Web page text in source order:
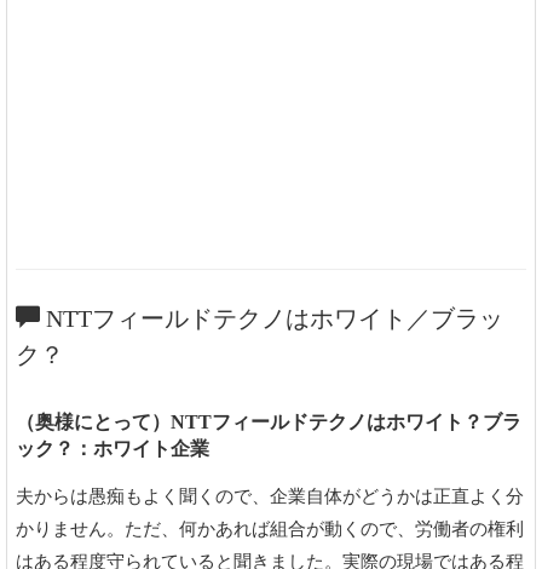
NTTフィールドテクノはホワイト／ブラッ
ク？
（奥様にとって）NTTフィールドテクノはホワイト？ブラ
ック？：ホワイト企業
夫からは愚痴もよく聞くので、企業自体がどうかは正直よく分
かりません。ただ、何かあれば組合が動くので、労働者の権利
はある程度守られていると聞きました。実際の現場ではある程